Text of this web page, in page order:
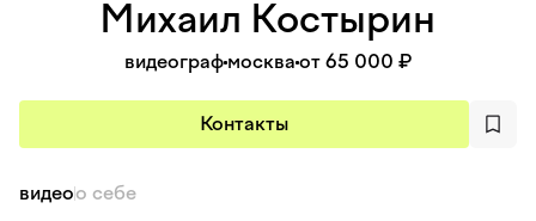
Михаил Костырин
видеограф москва от 65 000 ₽
Контакты
видеоо себе